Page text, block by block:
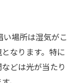
場所は湿気がこ
なります。特に
どは光が当たり